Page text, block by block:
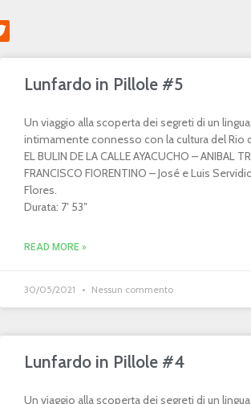
Lunfardo in Pillole #5
Un viaggio alla scoperta dei segreti di un
intimamente connesso con la cultura del Rio
EL BULIN DE LA CALLE AYACUCHO – ANIBAL
FRANCISCO FIORENTINO – José e Luis
Flores.
Durata: 7′ 53″
READ MORE »
30/05/2021 Nessun commento
Lunfardo in Pillole #4
Un viaggio alla scoperta dei segreti di un